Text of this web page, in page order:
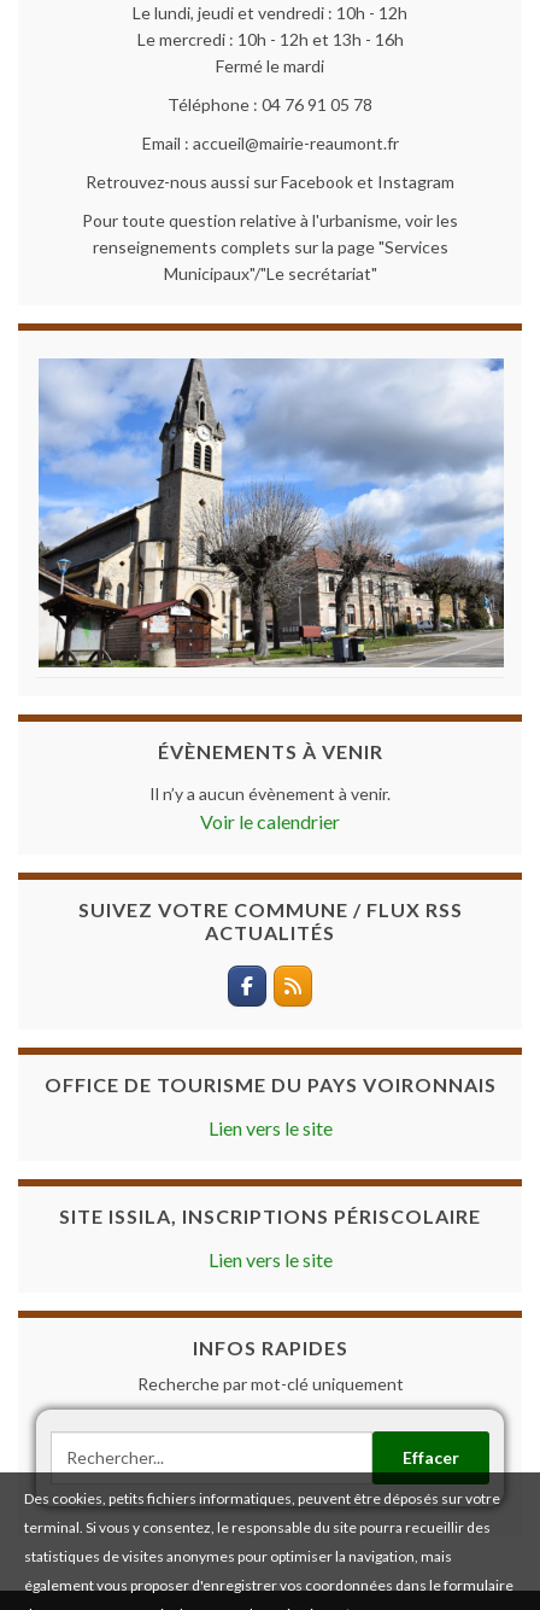
Le lundi, jeudi et vendredi : 10h - 12h
Le mercredi : 10h - 12h et 13h - 16h
Fermé le mardi
Téléphone : 04 76 91 05 78
Email : accueil@mairie-reaumont.fr
Retrouvez-nous aussi sur Facebook et Instagram
Pour toute question relative à l'urbanisme, voir les
renseignements complets sur la page "Services
Municipaux"/"Le secrétariat"
ÉVÈNEMENTS À VENIR
Il n’y a aucun évènement à venir.
Voir le calendrier
SUIVEZ VOTRE COMMUNE / FLUX RSS
ACTUALITÉS
OFFICE DE TOURISME DU PAYS VOIRONNAIS
Lien vers le site
SITE ISSILA, INSCRIPTIONS PÉRISCOLAIRE
Lien vers le site
INFOS RAPIDES
Recherche par mot-clé uniquement
Effacer
Des cookies, petits fichiers informatiques, peuvent être déposés sur votre
terminal. Si vous y consentez, le responsable du site pourra recueillir des
statistiques de visites anonymes pour optimiser la navigation, mais
également vous proposer d'enregistrer vos coordonnées dans le formulaire